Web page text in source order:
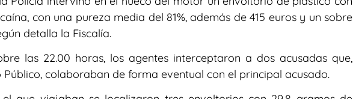
con una pureza media del 81%, además de 415 euros y un sobre
detalla la Fiscalía.
las 22.00 horas, los agentes interceptaron a dos acusadas que,
Público, colaboraban de forma eventual con el principal acusado.